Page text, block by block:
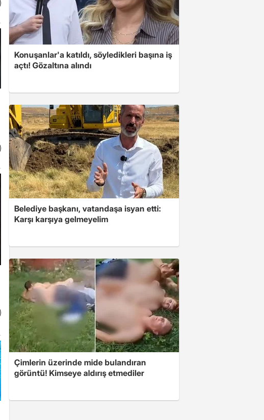
Konuşanlar'a katıldı, söyledikleri başına iş
açtı! Gözaltına alındı
Belediye başkanı, vatandaşa isyan etti:
Karşı karşıya gelmeyelim
Çimlerin üzerinde mide bulandıran
görüntü! Kimseye aldırış etmediler